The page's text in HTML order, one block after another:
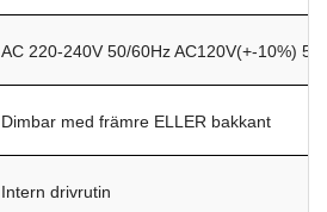
AC 220-240V 50/60Hz AC120V(+-10%)
Dimbar med främre ELLER bakkant
Intern drivrutin